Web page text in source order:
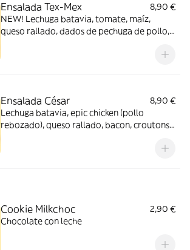
Ensalada Tex-Mex
8,90 €
NEW! Lechuga batavia, tomate, maíz,
queso rallado, dados de pechuga de pollo,
Ensalada César
8,90 €
Lechuga batavia, epic chicken (pollo
rebozado), queso rallado, bacon, croutons y
Cookie Milkchoc
2,90 €
Chocolate con leche